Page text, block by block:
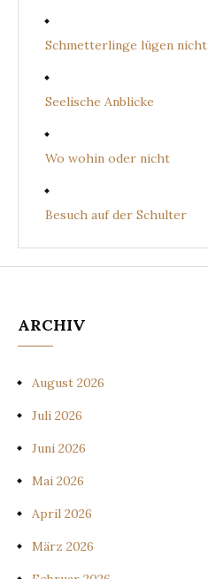
Schmetterlinge lügen nicht
Seelische Anblicke
Wo wohin oder nicht
Besuch auf der Schulter
ARCHIV
August 2026
Juli 2026
Juni 2026
Mai 2026
April 2026
März 2026